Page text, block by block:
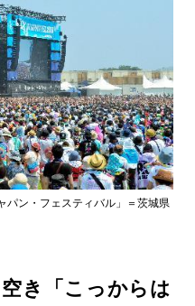
パン・フェスティバル」＝茨城県
き「こっからは